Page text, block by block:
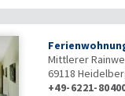
Mittlerer
69118
+49-6221-